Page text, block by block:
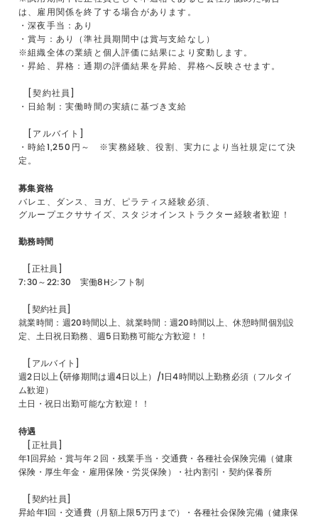
は、雇用関係を終了する場合があります。
・深夜手当：あり
・賞与：あり（準社員期間中は賞与支給なし）
※組織全体の業績と個人評価に結果により変動します。
・昇給、昇格：通期の評価結果を昇給、昇格へ反映させます。
[契約社員]
・日給制：実働時間の実績に基づき支給
[アルバイト]
・時給1,250円～ ※実務経験、役割、実力により当社規定にて決
定。
募集資格
バレエ、ダンス、ヨガ、ピラティス経験必須、
グループエクササイズ、スタジオインストラクター経験者歓迎！
勤務時間
[正社員]
7:30～22:30 実働8Hシフト制
[契約社員]
就業時間：週20時間以上、就業時間：週20時間以上、休憩時間個別設
定、土日祝日勤務、週5日勤務可能な方歓迎！！
[アルバイト]
週2日以上(研修期間は週4日以上）/1日4時間以上勤務必須（フルタイ
ム歓迎）
土日・祝日出勤可能な方歓迎！！
待遇
[正社員]
年1回昇給・賞与年２回・残業手当・交通費・各種社会保険完備（健康
保険・厚生年金・雇用保険・労災保険）・社内割引・契約保養所
[契約社員]
昇給年1回・交通費（月額上限5万円まで）・各種社会保険完備（健康保